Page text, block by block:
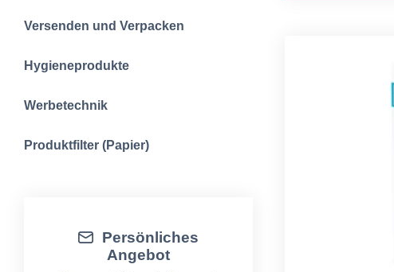
Versenden und Verpacken
Hygieneprodukte
Werbetechnik
Produktfilter (Papier)
Persönliches
Angebot